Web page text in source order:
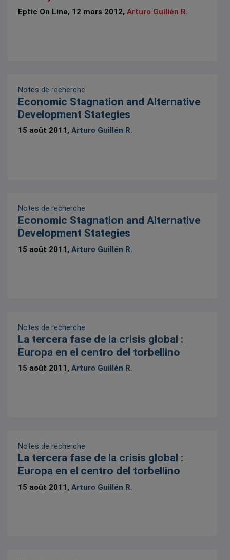
Eptic On Line, 12 mars 2012,Arturo Guillén R.
Notes de recherche
Economic Stagnation and Alternative
Development Stategies
15 août 2011,Arturo Guillén R.
Notes de recherche
Economic Stagnation and Alternative
Development Stategies
15 août 2011,Arturo Guillén R.
Notes de recherche
La tercera fase de la crisis global :
Europa en el centro del torbellino
15 août 2011,Arturo Guillén R.
Notes de recherche
La tercera fase de la crisis global :
Europa en el centro del torbellino
15 août 2011,Arturo Guillén R.